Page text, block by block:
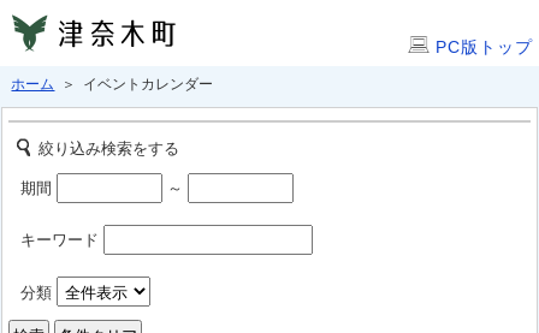
PC版トップ
ホーム ＞ イベントカレンダー
絞り込み検索をする
期間 ～
キーワード
分類